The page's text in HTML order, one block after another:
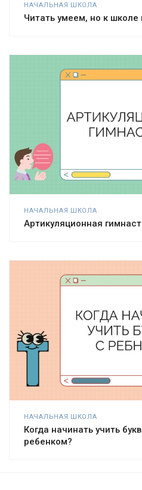
НАЧАЛЬНАЯ ШКОЛА
Читать умеем, но к школе
НАЧАЛЬНАЯ ШКОЛА
Артикуляционная
НАЧАЛЬНАЯ ШКОЛА
Когда начинать учить
ребенком?